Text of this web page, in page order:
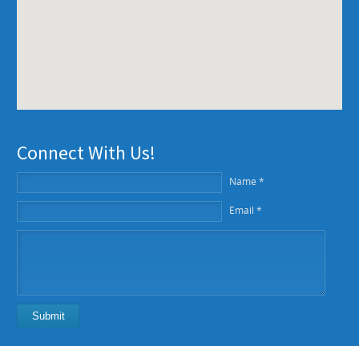
Connect With Us!
Name *
Email *
Submit